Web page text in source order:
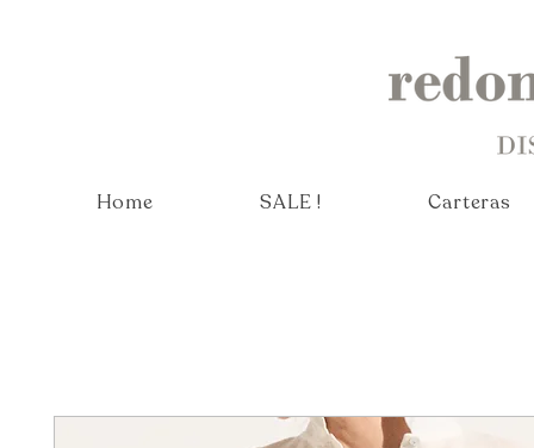
Home SALE ! Carteras